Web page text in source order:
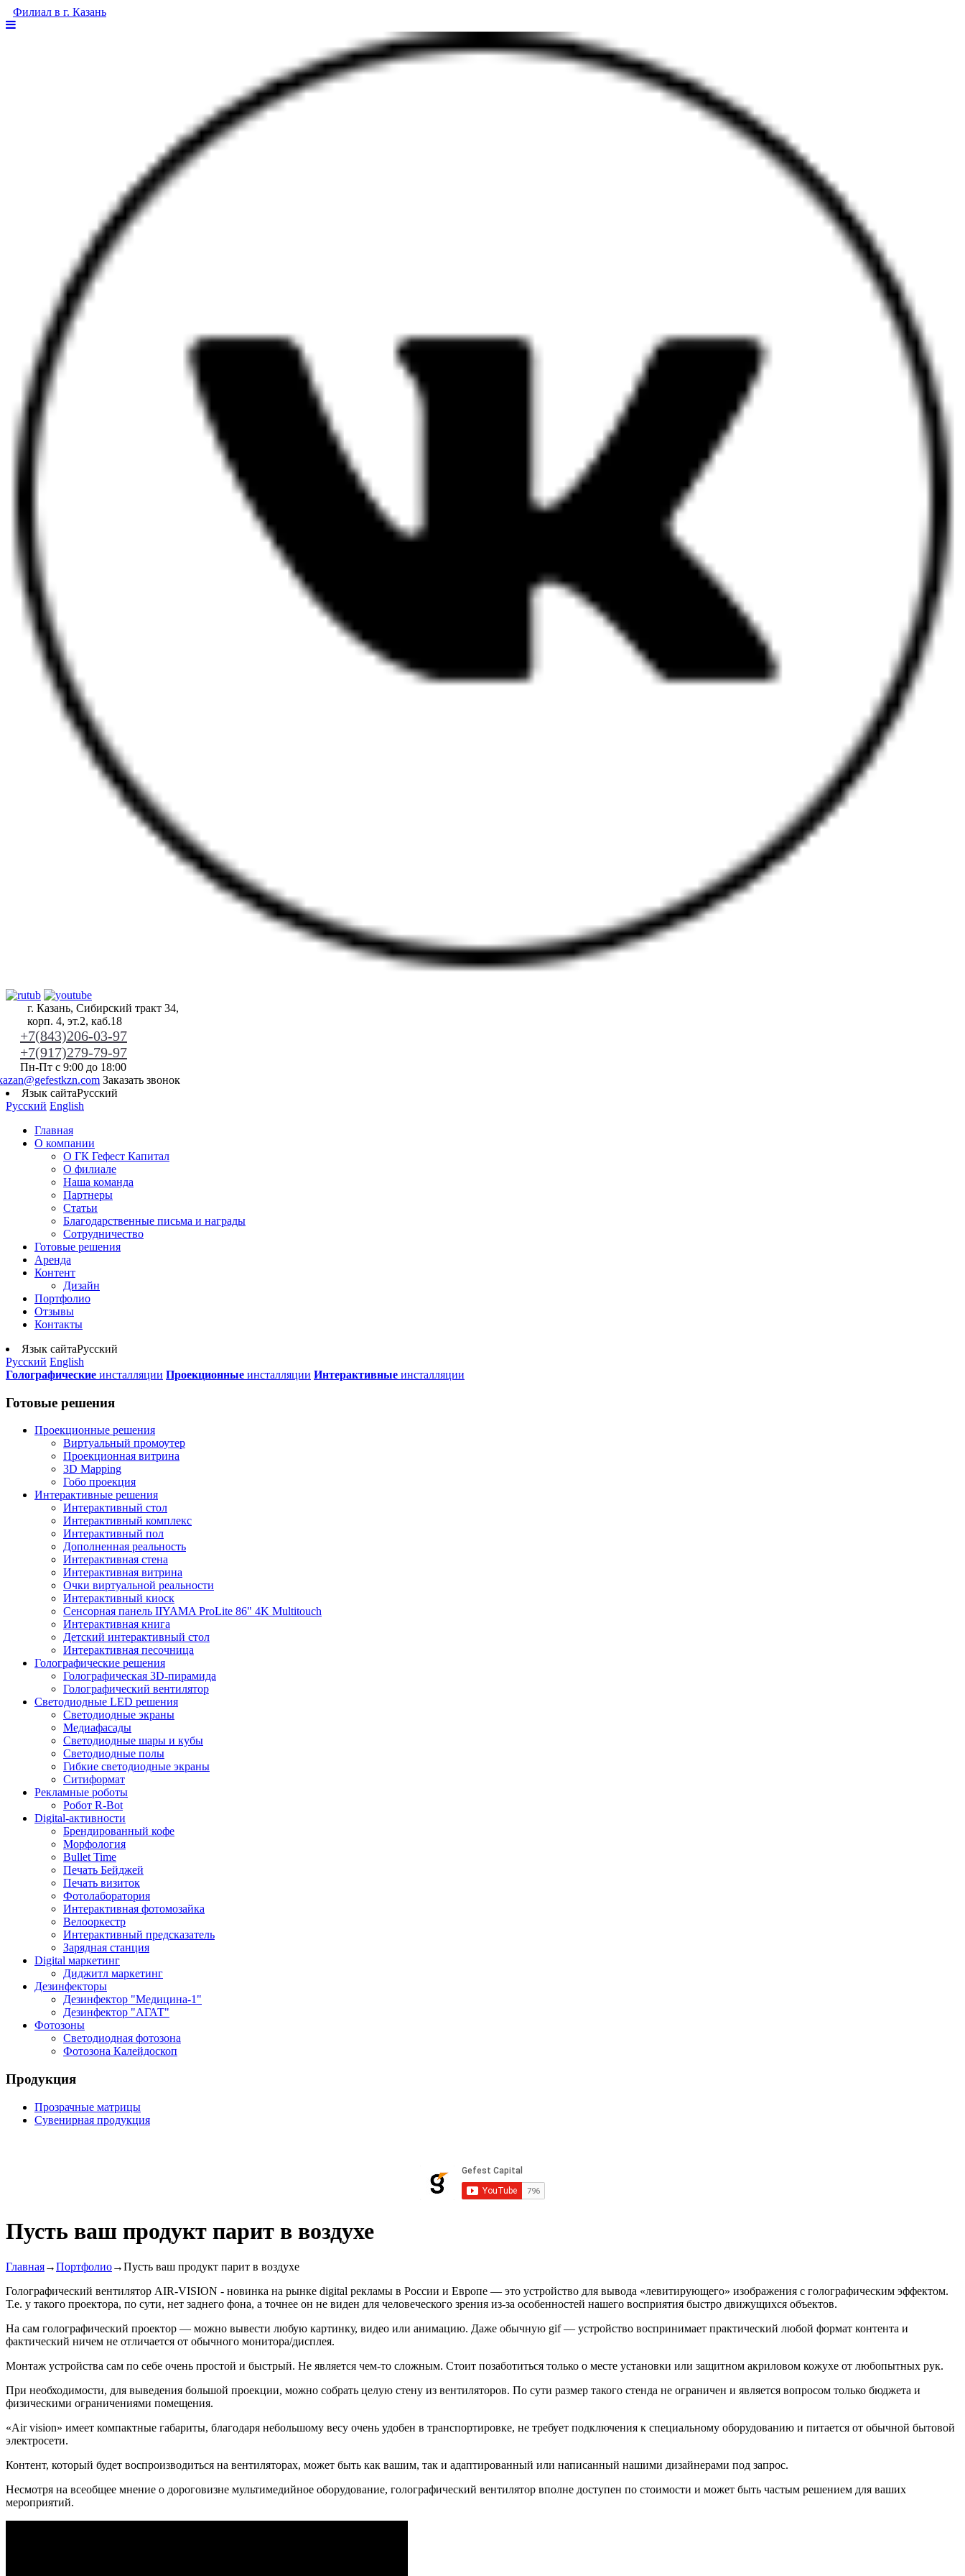
Филиал в г. Казань
г. Казань, Сибирский тракт 34,
корп. 4, эт.2, каб.18
+7(843)206-03-97
+7(917)279-79-97
Пн-Пт с 9:00 до 18:00
Заказать звонок
Язык сайтаРусский
Русский English
Главная
О компании
О ГК Гефест Капитал
О филиале
Наша команда
Партнеры
Статьи
Благодарственные письма и награды
Сотрудничество
Готовые решения
Аренда
Контент
Дизайн
Портфолио
Отзывы
Контакты
Язык сайтаРусский
Русский English
Голографические инсталляции Проекционные инсталляции Интерактивные инсталляции
Готовые решения
Проекционные решения
Виртуальный промоутер
Проекционная витрина
3D Mapping
Гобо проекция
Интерактивные решения
Интерактивный стол
Интерактивный комплекс
Интерактивный пол
Дополненная реальность
Интерактивная стена
Интерактивная витрина
Очки виртуальной реальности
Интерактивный киоск
Сенсорная панель IIYAMA ProLite 86" 4K Multitouch
Интерактивная книга
Детский интерактивный стол
Интерактивная песочница
Голографические решения
Голографическая 3D-пирамида
Голографический вентилятор
Светодиодные LED решения
Светодиодные экраны
Медиафасады
Светодиодные шары и кубы
Светодиодные полы
Гибкие светодиодные экраны
Ситиформат
Рекламные роботы
Робот R-Bot
Digital-активности
Брендированный кофе
Морфология
Bullet Time
Печать Бейджей
Печать визиток
Фотолаборатория
Интерактивная фотомозайка
Велооркестр
Интерактивный предсказатель
Зарядная станция
Digital маркетинг
Диджитл маркетинг
Дезинфекторы
Дезинфектор "Медицина-1"
Дезинфектор "АГАТ"
Фотозоны
Светодиодная фотозона
Фотозона Калейдоскоп
Продукция
Прозрачные матрицы
Сувенирная продукция
Пусть ваш продукт парит в воздухе
Главная→Портфолио→Пусть ваш продукт парит в воздухе
Голографический вентилятор AIR-VISION - новинка на рынке digital рекламы в России и Европе — это устройство для вывода «левитирующего» изображения с голографическим эффектом.
Т.е. у такого проектора, по сути, нет заднего фона, а точнее он не виден для человеческого зрения из-за особенностей нашего восприятия быстро движущихся объектов.
На сам голографический проектор — можно вывести любую картинку, видео или анимацию. Даже обычную gif — устройство воспринимает практический любой формат контента и
фактический ничем не отличается от обычного монитора/дисплея.
Монтаж устройства сам по себе очень простой и быстрый. Не является чем-то сложным. Стоит позаботиться только о месте установки или защитном акриловом кожухе от любопытных рук.
При необходимости, для выведения большой проекции, можно собрать целую стену из вентиляторов. По сути размер такого стенда не ограничен и является вопросом только бюджета и
физическими ограничениями помещения.
«Air vision» имеет компактные габариты, благодаря небольшому весу очень удобен в транспортировке, не требует подключения к специальному оборудованию и питается от обычной бытовой
электросети.
Контент, который будет воспроизводиться на вентиляторах, может быть как вашим, так и адаптированный или написанный нашими дизайнерами под запрос.
Несмотря на всеобщее мнение о дороговизне мультимедийное оборудование, голографический вентилятор вполне доступен по стоимости и может быть частым решением для ваших
мероприятий.